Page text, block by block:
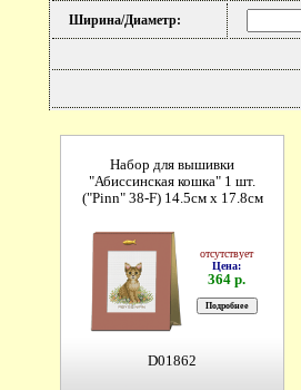
Ширина/Диаметр:
Набор для вышивки
"Абиссинская кошка" 1 шт.
("Pinn" 38-F) 14.5см х 17.8см
отсутствует
Цена:
364 р.
D01862